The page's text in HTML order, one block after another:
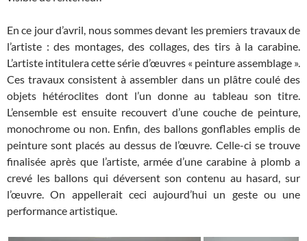
En ce jour d’avril, nous sommes devant les premiers travaux de
l’artiste : des montages, des collages, des tirs à la carabine.
L’artiste intitulera cette série d’œuvres « peinture assemblage ».
Ces travaux consistent à assembler dans un plâtre coulé des
objets hétéroclites dont l’un donne au tableau son titre.
L’ensemble est ensuite recouvert d’une couche de peinture,
monochrome ou non. Enfin, des ballons gonflables emplis de
peinture sont placés au dessus de l’œuvre. Celle-ci se trouve
finalisée après que l’artiste, armée d’une carabine à plomb a
crevé les ballons qui déversent son contenu au hasard, sur
l’œuvre. On appellerait ceci aujourd’hui un geste ou une
performance artistique.